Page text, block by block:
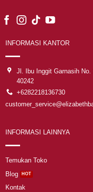
INFORMASI KANTOR
Jl. Ibu Inggit Garnasih
40242
+6282218136730
INFORMASI LAINNYA
Temukan Toko
Blog
Kontak